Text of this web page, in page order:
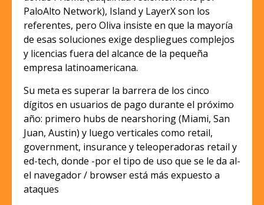
PaloAlto Network), Island y LayerX son los
referentes, pero Oliva insiste en que la mayoría
de esas soluciones exige despliegues complejos
y licencias fuera del alcance de la pequeña
empresa latinoamericana.
Su meta es superar la barrera de los cinco
dígitos en usuarios de pago durante el próximo
año: primero hubs de nearshoring (Miami, San
Juan, Austin) y luego verticales como retail,
government, insurance y teleoperadoras retail y
ed-tech, donde -por el tipo de uso que se le da al-
el navegador / browser está más expuesto a
ataques